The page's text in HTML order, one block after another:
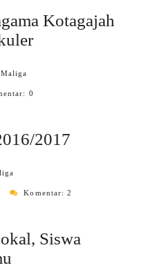
Kotagajah
0
2017
Komentar: 2
Siswa